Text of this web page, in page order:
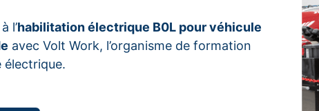
l’habilitation électrique B0L pour véhicule
avec Volt Work, l’organisme de formation
électrique.